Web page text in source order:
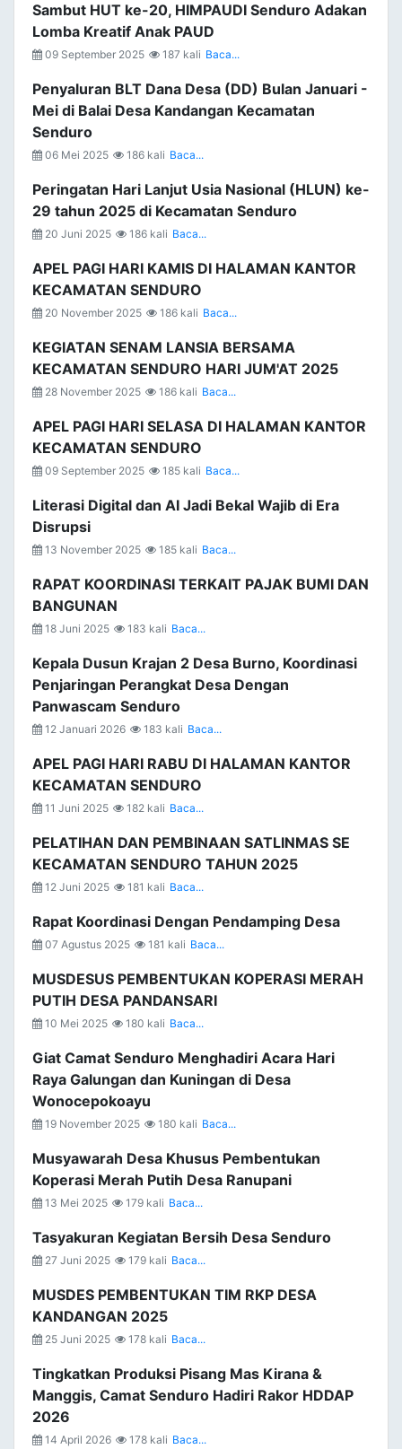
Sambut HUT ke-20, HIMPAUDI Senduro Adakan
Lomba Kreatif Anak PAUD
09 September 2025 187 kali Baca...
Penyaluran BLT Dana Desa (DD) Bulan Januari -
Mei di Balai Desa Kandangan Kecamatan
Senduro
06 Mei 2025 186 kali Baca...
Peringatan Hari Lanjut Usia Nasional (HLUN) ke-
29 tahun 2025 di Kecamatan Senduro
20 Juni 2025 186 kali Baca...
APEL PAGI HARI KAMIS DI HALAMAN KANTOR
KECAMATAN SENDURO
20 November 2025 186 kali Baca...
KEGIATAN SENAM LANSIA BERSAMA
KECAMATAN SENDURO HARI JUM'AT 2025
28 November 2025 186 kali Baca...
APEL PAGI HARI SELASA DI HALAMAN KANTOR
KECAMATAN SENDURO
09 September 2025 185 kali Baca...
Literasi Digital dan AI Jadi Bekal Wajib di Era
Disrupsi
13 November 2025 185 kali Baca...
RAPAT KOORDINASI TERKAIT PAJAK BUMI DAN
BANGUNAN
18 Juni 2025 183 kali Baca...
Kepala Dusun Krajan 2 Desa Burno, Koordinasi
Penjaringan Perangkat Desa Dengan
Panwascam Senduro
12 Januari 2026 183 kali Baca...
APEL PAGI HARI RABU DI HALAMAN KANTOR
KECAMATAN SENDURO
11 Juni 2025 182 kali Baca...
PELATIHAN DAN PEMBINAAN SATLINMAS SE
KECAMATAN SENDURO TAHUN 2025
12 Juni 2025 181 kali Baca...
Rapat Koordinasi Dengan Pendamping Desa
07 Agustus 2025 181 kali Baca...
MUSDESUS PEMBENTUKAN KOPERASI MERAH
PUTIH DESA PANDANSARI
10 Mei 2025 180 kali Baca...
Giat Camat Senduro Menghadiri Acara Hari
Raya Galungan dan Kuningan di Desa
Wonocepokoayu
19 November 2025 180 kali Baca...
Musyawarah Desa Khusus Pembentukan
Koperasi Merah Putih Desa Ranupani
13 Mei 2025 179 kali Baca...
Tasyakuran Kegiatan Bersih Desa Senduro
27 Juni 2025 179 kali Baca...
MUSDES PEMBENTUKAN TIM RKP DESA
KANDANGAN 2025
25 Juni 2025 178 kali Baca...
Tingkatkan Produksi Pisang Mas Kirana &
Manggis, Camat Senduro Hadiri Rakor HDDAP
2026
14 April 2026 178 kali Baca...